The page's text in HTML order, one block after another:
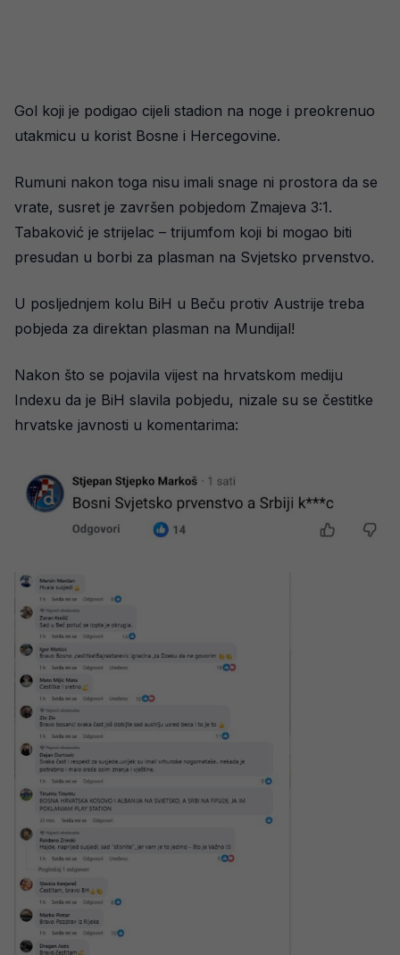
Gol koji je podigao cijeli stadion na noge i preokrenuo
utakmicu u korist Bosne i Hercegovine.
Rumuni nakon toga nisu imali snage ni prostora da se
vrate, susret je završen pobjedom Zmajeva 3:1.
Tabaković je strijelac – trijumfom koji bi mogao biti
presudan u borbi za plasman na Svjetsko prvenstvo.
U posljednjem kolu BiH u Beču protiv Austrije treba
pobjeda za direktan plasman na Mundijal!
Nakon što se pojavila vijest na hrvatskom mediju
Indexu da je BiH slavila pobjedu, nizale su se čestitke
hrvatske javnosti u komentarima: